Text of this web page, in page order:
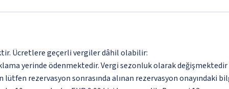
Ücretlere geçerli vergiler dâhil olabilir:
yerinde ödenmektedir. Vergi sezonluk olarak
rezervasyon sonrasında alınan rezervasyon